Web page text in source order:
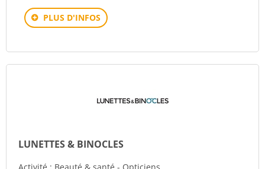
PLUS D'INFOS
LUNETTES & BINOCLES